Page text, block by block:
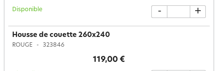
Disponible - +
Housse de couette 260x240
ROUGE 323846
119,00 €